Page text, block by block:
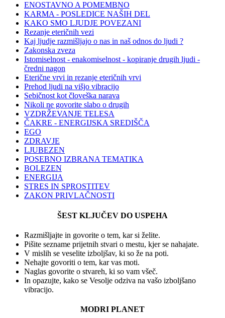
ENOSTAVNO A POMEMBNO
KARMA - POSLEDICE NAŠIH DEL
KAKO SMO LJUDJE POVEZANI
Rezanje eteričnih vezi
Kaj ljudje razmišljajo o nas in naš odnos do ljudi ?
Zakonska zveza
Istomiselnost - enakomiselnost - kopiranje drugih ljudi -
čredni nagon
Eterične vrvi in rezanje eteričnih vrvi
Prehod ljudi na višjo vibracijo
Sebičnost kot človeška narava
Nikoli ne govorite slabo o drugih
VZDRŽEVANJE TELESA
ČAKRE - ENERGIJSKA SREDIŠČA
EGO
ZDRAVJE
LJUBEZEN
POSEBNO IZBRANA TEMATIKA
BOLEZEN
ENERGIJA
STRES IN SPROSTITEV
ZAKON PRIVLAČNOSTI
ŠEST KLJUČEV DO USPEHA
Razmišljajte in govorite o tem, kar si želite.
Pišite sezname prijetnih stvari o mestu, kjer se nahajate.
V mislih se veselite izboljšav, ki so že na poti.
Nehajte govoriti o tem, kar vas moti.
Naglas govorite o stvareh, ki so vam všeč.
In opazujte, kako se Vesolje odziva na vašo izboljšano
vibracijo.
MODRI PLANET